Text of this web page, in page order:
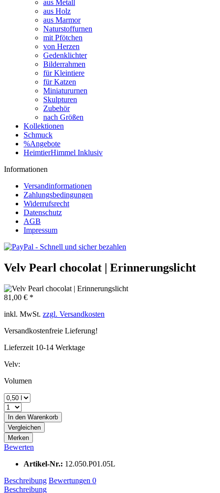
aus Metall
aus Holz
aus Marmor
Naturstoffurnen
mit Pfötchen
von Herzen
Gedenklichter
Bilderrahmen
für Kleintiere
für Katzen
Miniatururnen
Skulpturen
Zubehör
nach Größen
Kollektionen
Schmuck
%Angebote
HeimtierHimmel Inklusiv
Informationen
Versandinformationen
Zahlungsbedingungen
Widerrufsrecht
Datenschutz
AGB
Impressum
Velv Pearl chocolat | Erinnerungslicht
81,00 € *
inkl. MwSt. zzgl. Versandkosten
Versandkostenfreie Lieferung!
Lieferzeit 10-14 Werktage
Velv:
Volumen
In den Warenkorb
Vergleichen
Merken
Bewerten
Artikel-Nr.: 12.050.P01.05L
Beschreibung Bewertungen 0
Beschreibung